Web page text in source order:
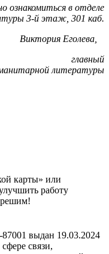
ознакомиться в отделе
3-й этаж, 301 каб.
Виктория Еголева,
литературы
карты» или
работу
выдан 19.03.2024
связи,